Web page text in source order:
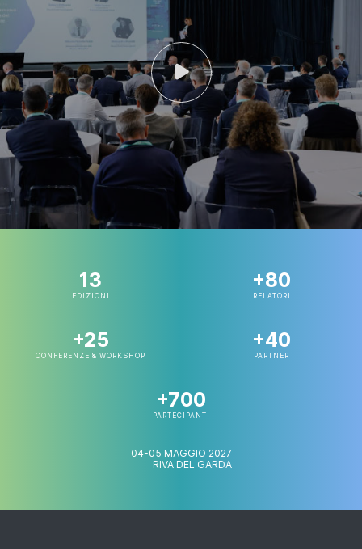
13
EDIZIONI
+80
RELATORI
+25
CONFERENZE & WORKSHOP
+40
PARTNER
+700
PARTECIPANTI
04-05 MAGGIO 2027
RIVA DEL GARDA